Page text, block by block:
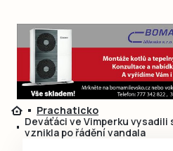
Přihlásit se
Ještě nemám účet,
Prachaticko
Deváťáci ve Vimperku
vznikla po řádění vandala